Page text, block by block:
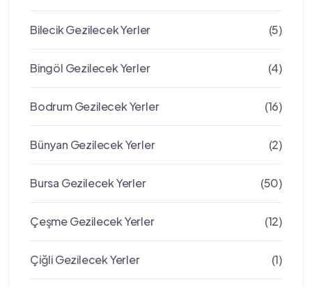
Bilecik Gezilecek Yerler (5)
Bingöl Gezilecek Yerler (4)
Bodrum Gezilecek Yerler (16)
Bünyan Gezilecek Yerler (2)
Bursa Gezilecek Yerler (50)
Çeşme Gezilecek Yerler (12)
Çiğli Gezilecek Yerler (1)